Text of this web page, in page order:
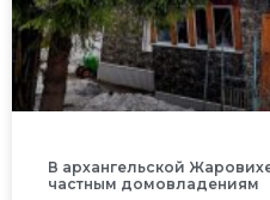
В архангельской
частным домовладениям